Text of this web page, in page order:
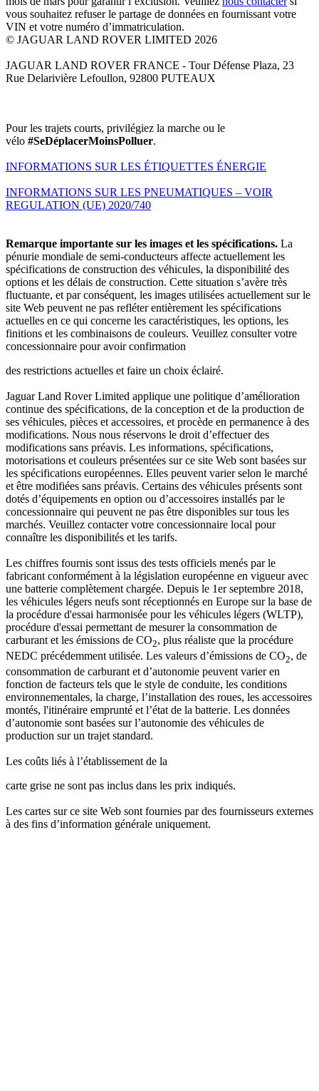
vous souhaitez refuser le partage de données en fournissant votre
VIN et votre numéro d’immatriculation.
© JAGUAR LAND ROVER LIMITED 2026
JAGUAR LAND ROVER FRANCE - Tour Défense Plaza, 23
Rue Delarivière Lefoullon, 92800 PUTEAUX
Pour les trajets courts, privilégiez la marche ou le
vélo #SeDéplacerMoinsPolluer.
INFORMATIONS SUR LES ÉTIQUETTES ÉNERGIE
INFORMATIONS SUR LES PNEUMATIQUES – VOIR
REGULATION (UE) 2020/740
Remarque importante sur les images et les spécifications. La
pénurie mondiale de semi-conducteurs affecte actuellement les
spécifications de construction des véhicules, la disponibilité des
options et les délais de construction. Cette situation s’avère très
fluctuante, et par conséquent, les images utilisées actuellement sur le
site Web peuvent ne pas refléter entièrement les spécifications
actuelles en ce qui concerne les caractéristiques, les options, les
finitions et les combinaisons de couleurs. Veuillez consulter votre
concessionnaire pour avoir confirmation
des restrictions actuelles et faire un choix éclairé.
Jaguar Land Rover Limited applique une politique d’amélioration
continue des spécifications, de la conception et de la production de
ses véhicules, pièces et accessoires, et procède en permanence à des
modifications. Nous nous réservons le droit d’effectuer des
modifications sans préavis. Les informations, spécifications,
motorisations et couleurs présentées sur ce site Web sont basées sur
les spécifications européennes. Elles peuvent varier selon le marché
et être modifiées sans préavis. Certains des véhicules présents sont
dotés d’équipements en option ou d’accessoires installés par le
concessionnaire qui peuvent ne pas être disponibles sur tous les
marchés. Veuillez contacter votre concessionnaire local pour
connaître les disponibilités et les tarifs.
Les chiffres fournis sont issus des tests officiels menés par le
fabricant conformément à la législation européenne en vigueur avec
une batterie complètement chargée. Depuis le 1er septembre 2018,
les véhicules légers neufs sont réceptionnés en Europe sur la base de
la procédure d'essai harmonisée pour les véhicules légers (WLTP),
procédure d'essai permettant de mesurer la consommation de
carburant et les émissions de CO2, plus réaliste que la procédure
NEDC précédemment utilisée. Les valeurs d’émissions de CO2, de
consommation de carburant et d’autonomie peuvent varier en
fonction de facteurs tels que le style de conduite, les conditions
environnementales, la charge, l’installation des roues, les accessoires
montés, l'itinéraire emprunté et l’état de la batterie. Les données
d’autonomie sont basées sur l’autonomie des véhicules de
production sur un trajet standard.
Les coûts liés à l’établissement de la
carte grise ne sont pas inclus dans les prix indiqués.
Les cartes sur ce site Web sont fournies par des fournisseurs externes
à des fins d’information générale uniquement.